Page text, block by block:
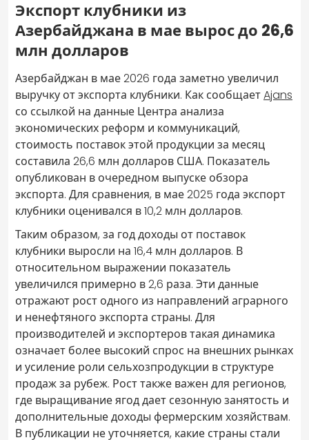
Экспорт клубники из
Азербайджана в мае вырос до 26,6
млн долларов
Азербайджан в мае 2026 года заметно увеличил
выручку от экспорта клубники. Как сообщаетAjans
со ссылкой на данные Центра анализа
экономических реформ и коммуникаций,
стоимость поставок этой продукции за месяц
составила 26,6 млн долларов США. Показатель
опубликован в очередном выпуске обзора
экспорта. Для сравнения, в мае 2025 года экспорт
клубники оценивался в 10,2 млн долларов.
Таким образом, за год доходы от поставок
клубники выросли на 16,4 млн долларов. В
относительном выражении показатель
увеличился примерно в 2,6 раза. Эти данные
отражают рост одного из направлений аграрного
и ненефтяного экспорта страны. Для
производителей и экспортеров такая динамика
означает более высокий спрос на внешних рынках
и усиление роли сельхозпродукции в структуре
продаж за рубеж. Рост также важен для регионов,
где выращивание ягод дает сезонную занятость и
дополнительные доходы фермерским хозяйствам.
В публикации не уточняется, какие страны стали